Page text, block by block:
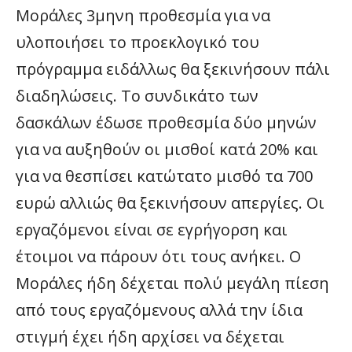
Μοράλες 3μηνη προθεσμία για να
υλοποιήσει το προεκλογικό του
πρόγραμμα ειδάλλως θα ξεκινήσουν πάλι
διαδηλώσεις. Το συνδικάτο των
δασκάλων έδωσε προθεσμία δύο μηνών
για να αυξηθούν οι μισθοί κατά 20% και
για να θεσπίσει κατώτατο μισθό τα 700
ευρώ αλλιώς θα ξεκινήσουν απεργίες. Οι
εργαζόμενοι είναι σε εγρήγορση και
έτοιμοι να πάρουν ότι τους ανήκει. Ο
Μοράλες ήδη δέχεται πολύ μεγάλη πίεση
από τους εργαζόμενους αλλά την ίδια
στιγμή έχει ήδη αρχίσει να δέχεται